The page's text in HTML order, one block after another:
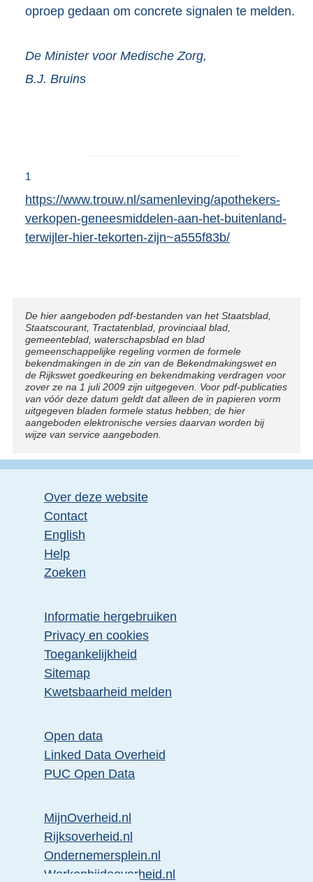
oproep gedaan om concrete signalen te melden.
De Minister voor Medische Zorg,
B.J. Bruins
1
https://www.trouw.nl/samenleving/apothekers-
verkopen-geneesmiddelen-aan-het-buitenland-
terwijler-hier-tekorten-zijn~a555f83b/
Disclaimer
De hier aangeboden pdf-bestanden van het Staatsblad,
Staatscourant, Tractatenblad, provinciaal blad,
gemeenteblad, waterschapsblad en blad
gemeenschappelijke regeling vormen de formele
bekendmakingen in de zin van de Bekendmakingswet en
de Rijkswet goedkeuring en bekendmaking verdragen voor
zover ze na 1 juli 2009 zijn uitgegeven. Voor pdf-publicaties
van vóór deze datum geldt dat alleen de in papieren vorm
uitgegeven bladen formele status hebben; de hier
aangeboden elektronische versies daarvan worden bij
wijze van service aangeboden.
Over deze website
Contact
English
Help
Zoeken
Informatie hergebruiken
Privacy en cookies
Toegankelijkheid
Sitemap
Kwetsbaarheid melden
Open data
Linked Data Overheid
PUC Open Data
MijnOverheid.nl
Rijksoverheid.nl
Ondernemersplein.nl
Werkenbijdeoverheid.nl